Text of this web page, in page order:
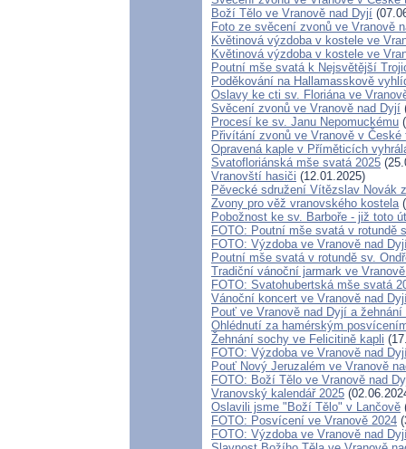
Boží Tělo ve Vranově nad Dyjí
Foto ze svěcení zvonů ve Vranově
Květinová výzdoba v kostele ve
Květinová výzdoba v kostele ve
Poutní mše svatá k Nejsvětější
Poděkování na Hallamasskově
Oslavy ke cti sv. Floriána ve
Svěcení zvonů ve Vranově nad Dyjí
Procesí ke sv. Janu Nepomuckému
Přivítání zvonů ve Vranově v České
Opravená kaple v Příměticích
Svatofloriánská mše svatá 2025
Vranovští hasiči (12.01.2025)
Pěvecké sdružení Vítězslav Novák
Zvony pro věž vranovského kostela
Pobožnost ke sv. Barboře - již toto
FOTO: Poutní mše svatá v rotundě
FOTO: Výzdoba ve Vranově nad
Poutní mše svatá v rotundě sv.
Tradiční vánoční jarmark ve
FOTO: Svatohubertská mše svatá
Vánoční koncert ve Vranově nad
Pouť ve Vranově nad Dyjí a
Ohlédnutí za hamérským
Žehnání sochy ve Felicitině kapli
FOTO: Výzdoba ve Vranově nad
Pouť Nový Jeruzalém ve Vranově
FOTO: Boží Tělo ve Vranově nad
Vranovský kalendář 2025
Oslavili jsme "Boží Tělo" v Lančově
FOTO: Posvícení ve Vranově 2024
FOTO: Výzdoba ve Vranově nad